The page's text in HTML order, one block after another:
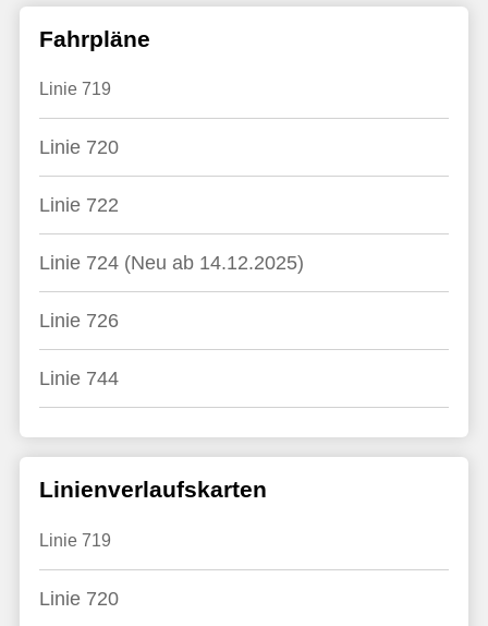
Fahrpläne
Linie 719
Linie 720
Linie 722
Linie 724 (Neu ab 14.12.2025)
Linie 726
Linie 744
Linienverlaufskarten
Linie 719
Linie 720